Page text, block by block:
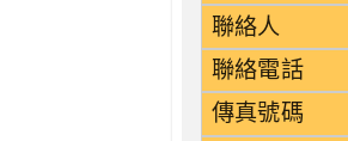
聯絡人
聯絡電話
傳真號碼